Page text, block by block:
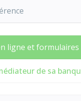
ligne et formulaires
de sa